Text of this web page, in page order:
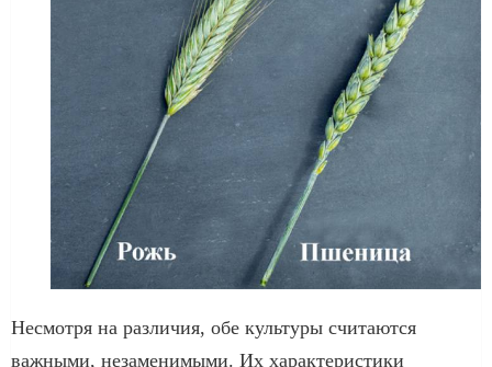
Несмотря на различия, обе культуры считаются
важными, незаменимыми. Их характеристики